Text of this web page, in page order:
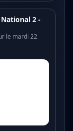
2 -
le mardi 22